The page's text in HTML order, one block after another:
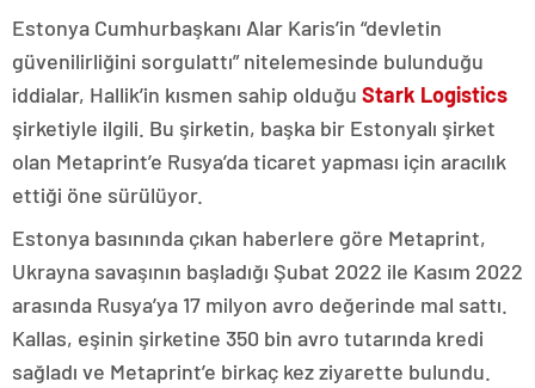
Estonya Cumhurbaşkanı Alar Karis’in “devletin
güvenilirliğini sorgulattı” nitelemesinde bulunduğu
iddialar, Hallik’in kısmen sahip olduğu Stark Logistics
şirketiyle ilgili. Bu şirketin, başka bir Estonyalı şirket
olan Metaprint’e Rusya’da ticaret yapması için aracılık
ettiği öne sürülüyor.
Estonya basınında çıkan haberlere göre Metaprint,
Ukrayna savaşının başladığı Şubat 2022 ile Kasım 2022
arasında Rusya’ya 17 milyon avro değerinde mal sattı.
Kallas, eşinin şirketine 350 bin avro tutarında kredi
sağladı ve Metaprint’e birkaç kez ziyarette bulundu.